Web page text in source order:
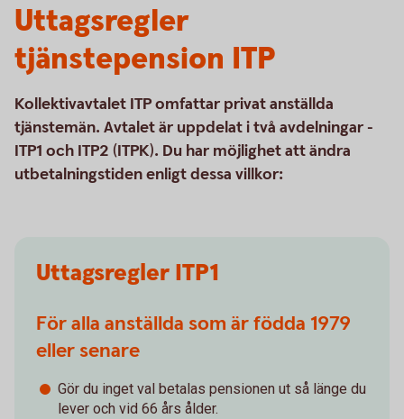
Uttagsregler
tjänstepension ITP
Kollektivavtalet ITP omfattar privat anställda
tjänstemän. Avtalet är uppdelat i två avdelningar -
ITP1 och ITP2 (ITPK). Du har möjlighet att ändra
utbetalningstiden enligt dessa villkor:
Uttagsregler ITP1
För alla anställda som är födda 1979
eller senare
Gör du inget val betalas pensionen ut så länge du
lever och vid 66 års ålder.